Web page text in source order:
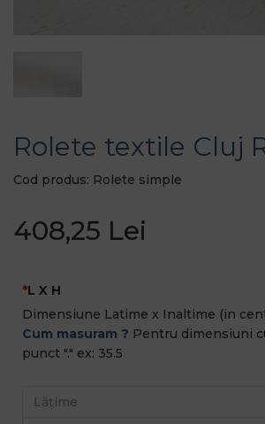
Rolete textile Cluj
Cod produs: Rolete simple
408,25 Lei
L X H
Dimensiune Latime x Inaltime (in
Cum masuram ? Pentru dimensiuni
punct "." ex: 35.5